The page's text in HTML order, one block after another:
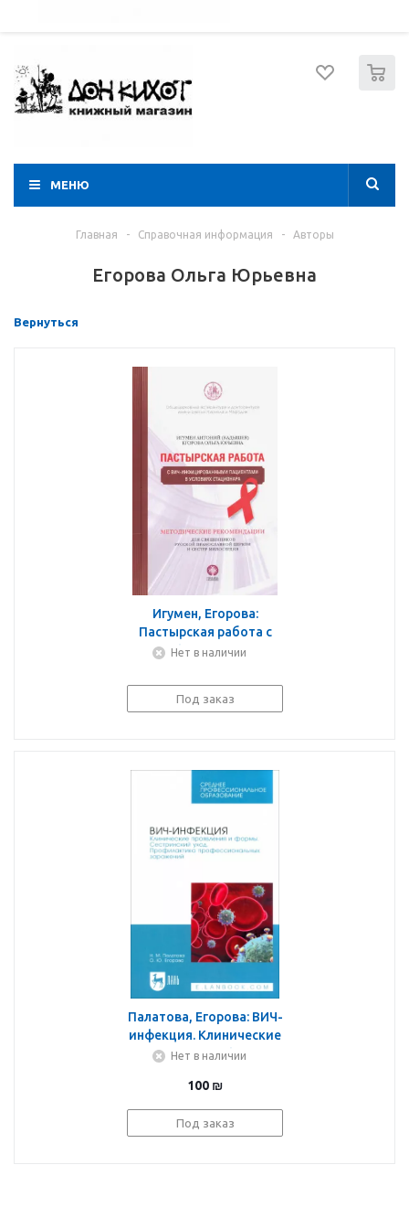
МЕНЮ
Главная - Справочная информация - Авторы
Егорова Ольга Юрьевна
Вернуться
Игумен, Егорова:
Пастырская работа с
ВИЧ-инфицированными
стационара
Нет в наличии
Под заказ
Палатова, Егорова: ВИЧ-
инфекция. Клинические
проявления и формы.
уход.Учебное пособие
Нет в наличии
100 ₪
Под заказ